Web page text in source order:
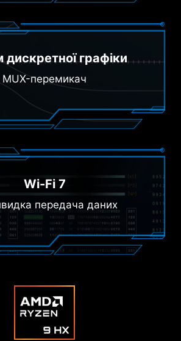
графіки
MUX-перемикач
Wi-Fi 7
передача даних